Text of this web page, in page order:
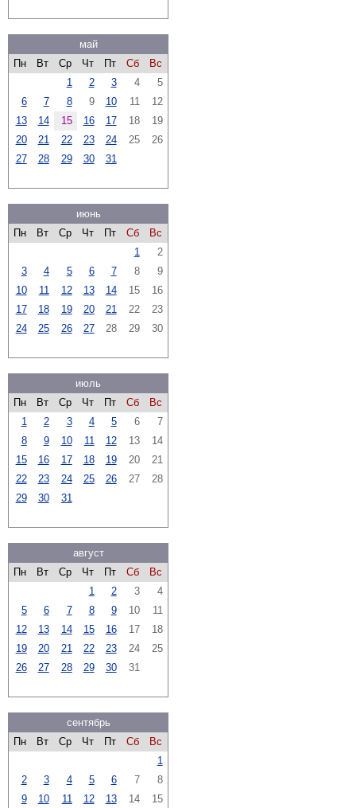
май
Пн
Вт Ср Чт Пт Сб
Вс
1
2 3 4
5
6
7 8 9 10 11
12
13
14 15 16 17 18
19
20
21 22 23 24 25
26
27
28 29 30 31
июнь
Пн
Вт Ср Чт Пт Сб
Вс
1
2
3
4 5 6 7 8
9
10
11 12 13 14 15
16
17
18 19 20 21 22
23
24
25 26 27 28 29 30
июль
Пн
Вт Ср Чт Пт Сб
Вс
1
2 3 4 5 6
7
8
9 10 11 12 13
14
15
16 17 18 19 20
21
22
23 24 25 26 27
28
29
30 31
август
Пн
Вт Ср Чт Пт Сб
Вс
1
2 3
4
5
6 7 8 9 10
11
12
13 14 15 16 17
18
19
20 21 22 23 24
25
26
27 28 29 30 31
сентябрь
Пн
Вт Ср Чт Пт Сб
Вс
1
2
3 4 5 6 7
8
9
10 11 12 13 14
15